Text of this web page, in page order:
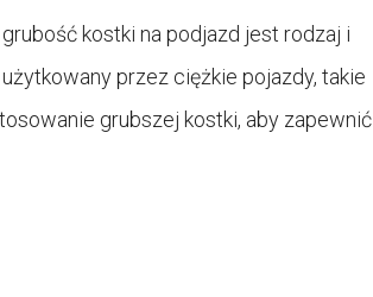
kostki na podjazd jest rodzaj i
przez ciężkie pojazdy, takie
grubszej kostki, aby zapewnić